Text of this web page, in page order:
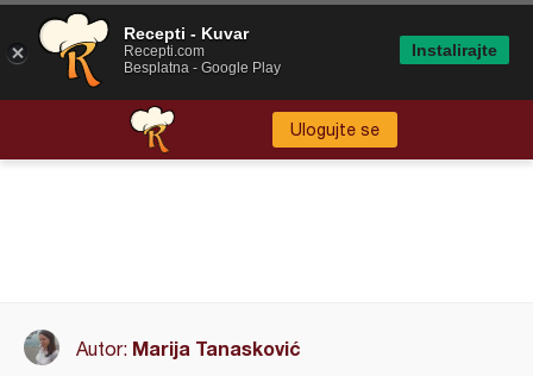
Ulogujte se
Autor: Marija Tanasković
Recepti - Kuvar
Recepti.com
Besplatna - Google Play
Instalirajte